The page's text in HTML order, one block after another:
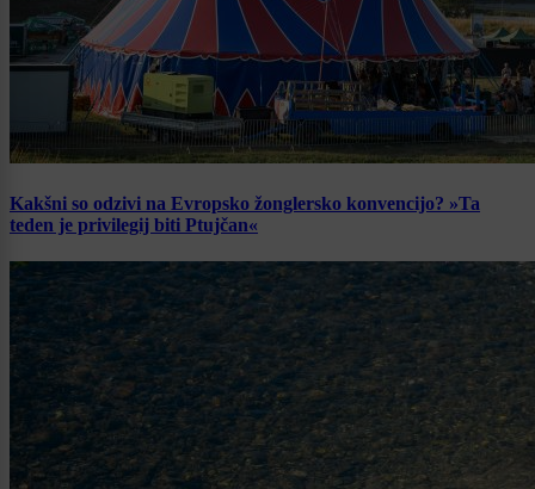
Kakšni so odzivi na Evropsko žonglersko konvencijo? »Ta
teden je privilegij biti Ptujčan«